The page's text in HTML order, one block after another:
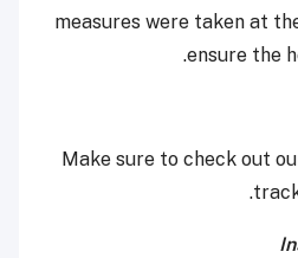
measures were taken at
ensure the
Make sure to check out